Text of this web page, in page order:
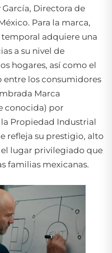
García, Directora de
Para la marca,
adquiere una
a su nivel de
hogares, así como el
entre los consumidores
Marca
conocida) por
Propiedad Industrial
refleja su prestigio, alto
lugar privilegiado que
familias mexicanas.